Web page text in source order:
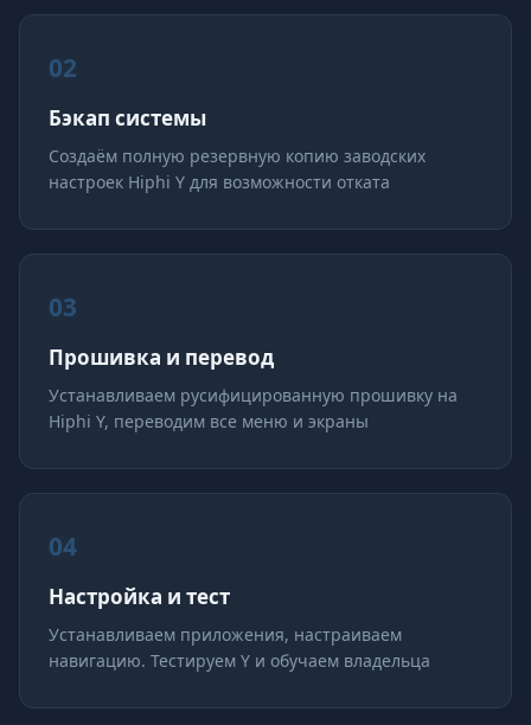
02
Бэкап системы
Создаём полную резервную копию заводских
настроек Hiphi Y для возможности отката
03
Прошивка и перевод
Устанавливаем русифицированную прошивку на
Hiphi Y, переводим все меню и экраны
04
Настройка и тест
Устанавливаем приложения, настраиваем
навигацию. Тестируем Y и обучаем владельца